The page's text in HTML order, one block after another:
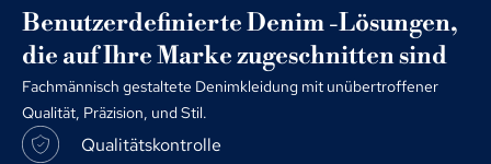
Benutzerdefinierte Denim -Lösungen,
die auf Ihre Marke zugeschnitten sind
Fachmännisch gestaltete Denimkleidung mit unübertroffener
Qualität, Präzision, und Stil.
Qualitätskontrolle